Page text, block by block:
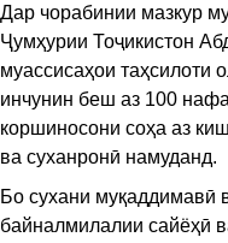
Дар чорабинии мазкур
Ҷумҳурии Тоҷикистон
муассисаҳои таҳсилоти
инчунин беш аз 100
коршиносони соҳа аз
ва суханронӣ намуданд.
Бо сухани муқаддимавӣ
байналмилалии сайёҳӣ